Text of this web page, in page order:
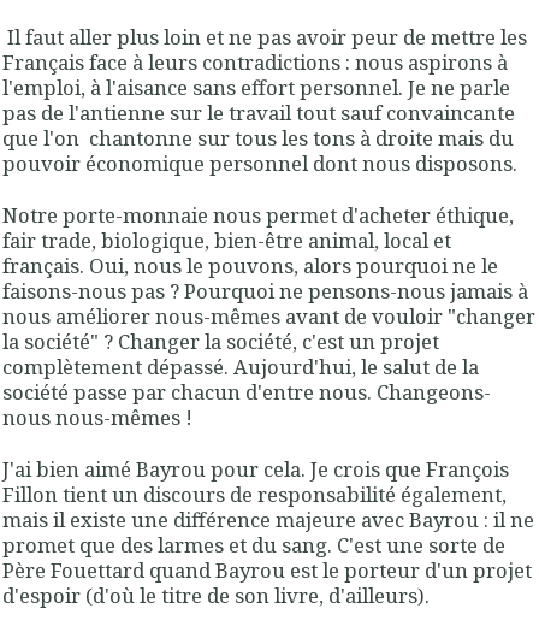
Il faut aller plus loin et ne pas avoir peur de mettre les
Français face à leurs contradictions : nous aspirons à
l'emploi, à l'aisance sans effort personnel. Je ne parle
pas de l'antienne sur le travail tout sauf convaincante
que l'on chantonne sur tous les tons à droite mais du
pouvoir économique personnel dont nous disposons.
Notre porte-monnaie nous permet d'acheter éthique,
fair trade, biologique, bien-être animal, local et
français. Oui, nous le pouvons, alors pourquoi ne le
faisons-nous pas ? Pourquoi ne pensons-nous jamais à
nous améliorer nous-mêmes avant de vouloir "changer
la société" ? Changer la société, c'est un projet
complètement dépassé. Aujourd'hui, le salut de la
société passe par chacun d'entre nous. Changeons-
nous nous-mêmes !
J'ai bien aimé Bayrou pour cela. Je crois que François
Fillon tient un discours de responsabilité également,
mais il existe une différence majeure avec Bayrou : il ne
promet que des larmes et du sang. C'est une sorte de
Père Fouettard quand Bayrou est le porteur d'un projet
d'espoir (d'où le titre de son livre, d'ailleurs).